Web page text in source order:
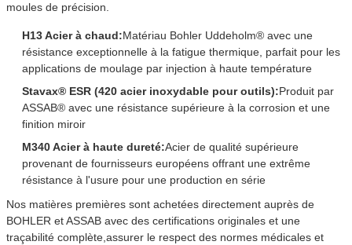
Laisser un message
Nous vous rappellerons bientôt!
moules de précision.
H13 Acier à chaud:Matériau Bohler Uddeholm® avec une
résistance exceptionnelle à la fatigue thermique, parfait pour les
applications de moulage par injection à haute température
Stavax® ESR (420 acier inoxydable pour outils):Produit par
ASSAB® avec une résistance supérieure à la corrosion et une
finition miroir
M340 Acier à haute dureté:Acier de qualité supérieure
provenant de fournisseurs européens offrant une extrême
résistance à l'usure pour une production en série
Nos matières premières sont achetées directement auprès de
BOHLER et ASSAB avec des certifications originales et une
traçabilité complète,assurer le respect des normes médicales et